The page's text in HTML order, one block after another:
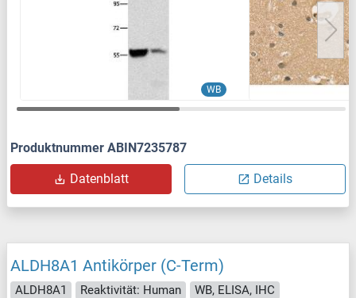
WB
Produktnummer ABIN7235787
Datenblatt Details
ALDH8A1 Antikörper (C-Term)
ALDH8A1 Reaktivität: Human
WB, ELISA, IHC